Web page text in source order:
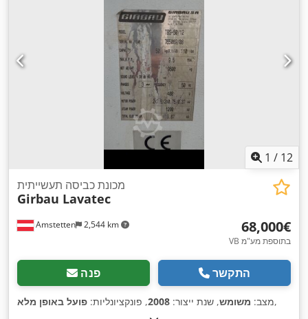
1 / 12
Amstetten 2,544 km
מכונת כביסה תעשייתית
Girbau Lavatec
‏68,000 ‏€
VB בתוספת מע"מ
פנה התקשר
מצב: משומש, שנת ייצור: 2008, פונקציונליות: פועל באופן מלא ,